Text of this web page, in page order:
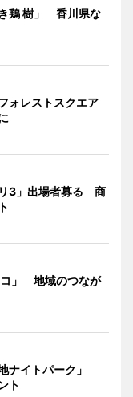
鶏 樹」 香川県な
ォレストスクエア
3」出場者募る 商
コ」 地域のつなが
ナイトパーク」
ト